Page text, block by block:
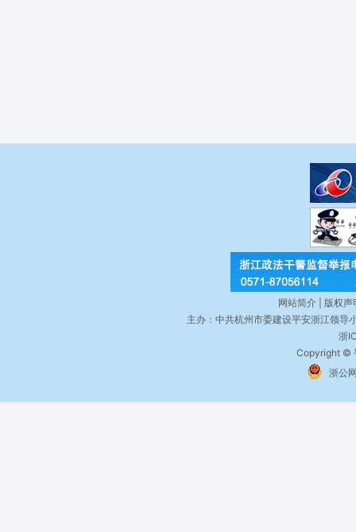
网站简介 | 版权
主办：中共杭州市委建设平安浙江领导
浙
Copyright ©
浙公